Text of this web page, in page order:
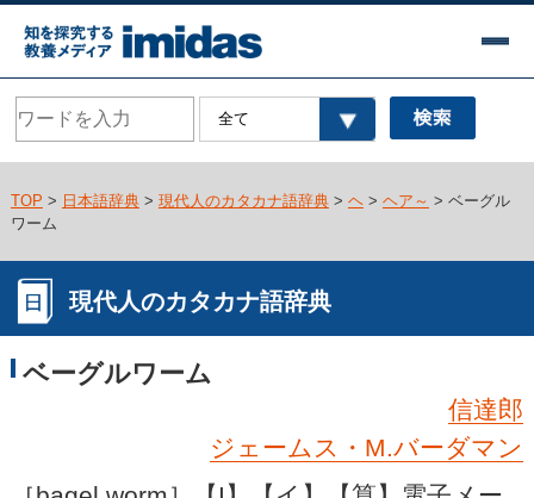
TOP > 日本語辞典> 現代人のカタカナ語辞典> ヘ> ヘア～ > ベーグル
ワーム
現代人のカタカナ語辞典
ベーグルワーム
信達郎
ジェームス・M.バーダマン